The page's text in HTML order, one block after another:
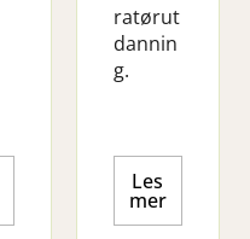
ratørut
dannin
g.
Les
mer